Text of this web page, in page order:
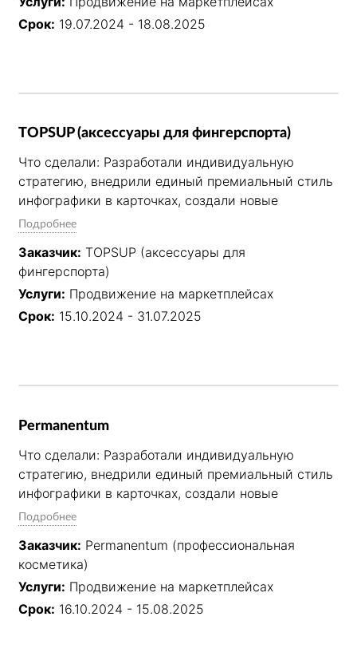
отзывами, поставками и техподдержкой.
управление рекламными кампаниями и
Срок: 19.07.2024 - 18.08.2025
TOPSUP (аксессуары для фингерспорта)
Что сделали: Разработали индивидуальную
стратегию, внедрили единый премиальный стиль
инфографики в карточках, создали новые
товарные позиции. Полностью взяли на себя SEO-
контроль цен и юнит-экономики, работу с
отзывами, поставками и техподдержкой.
Результат: Стабильный рост продаж за счёт
Подробнее
Заказчик: TOPSUP (аксессуары для
фингерспорта)
Услуги: Продвижение на маркетплейсах
Срок: 15.10.2024 - 31.07.2025
Permanentum
Что сделали: Разработали индивидуальную
стратегию, внедрили единый премиальный стиль
инфографики в карточках, создали новые
товарные позиции. Полностью взяли на себя SEO-
оптимизацию, управление внутренней рекламой,
контроль цен и юнит-экономики, работу с
отзывами, поставками и техподдержкой.
Результат: Стабильный рост продаж за счёт
Подробнее
Заказчик: Permanentum (профессиональная
косметика)
Услуги: Продвижение на маркетплейсах
Срок: 16.10.2024 - 15.08.2025